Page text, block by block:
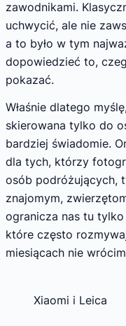
zawodnikami.
uchwycić, ale nie
a to było w tym
dopowiedzieć to,
pokazać.
Właśnie dlatego
skierowana tylko do
bardziej świadomie.
dla tych, którzy
osób podróżujących,
znajomym,
ogranicza nas tu
które często
miesiącach nie
Xiaomi i Leica